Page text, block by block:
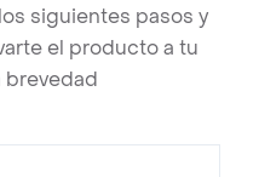
siguientes pasos y
el producto a tu
brevedad